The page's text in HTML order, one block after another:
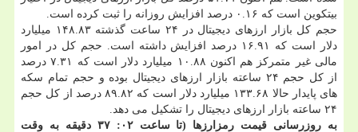
بیتکوین است که ۰.۱۶ درصد افزایش روزانه را ثبت کرده است.
حجم کل بازار ارزهای دیجیتال در ۲۴ ساعت گذشته ۱۴۸.۸۳ میلیارد
دلار است که ۱۶.۹۱ درصد افزایش داشته است. حجم کل در امور
مالی غیر متمرکز هم اکنون ۱۰.۸۸ میلیارد دلار است که ۷.۳۱ درصد
از کل حجم ۲۴ ساعته بازار ارزهای دیجیتال بوده و حجم تمام سکه
های پایدار حالا ۱۳۳.۶۸ میلیارد دلار است که ۸۹.۸۲ درصد از کل حجم
۲۴ ساعته بازار ارزهای دیجیتال را تشکیل می دهد.
به روزرسانی قیمت رمزارزها (تا ساعت ۰۲: ۳۷ دقیقه به وقت